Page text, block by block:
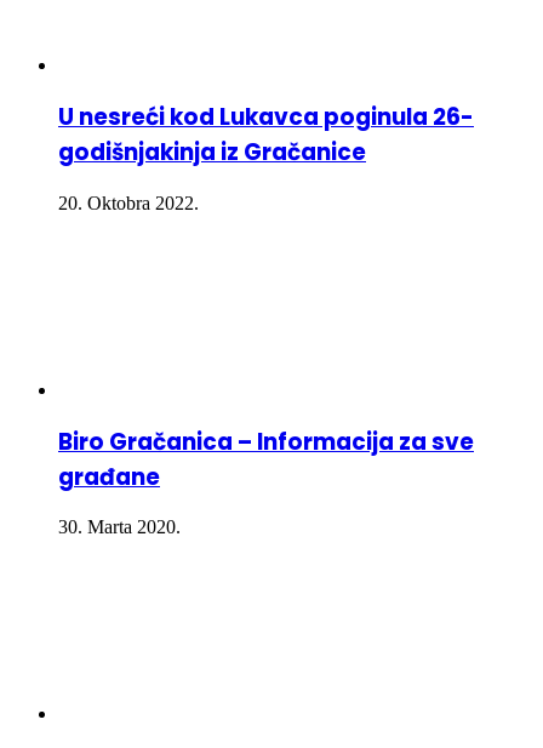
U nesreći kod Lukavca poginula 26-
godišnjakinja iz Gračanice
20. Oktobra 2022.
Biro Gračanica – Informacija za sve
građane
30. Marta 2020.